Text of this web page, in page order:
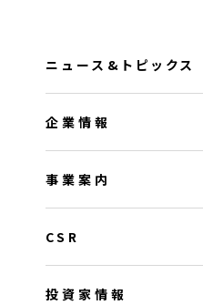
ニュース&トピックス
企業情報
事業案内
CSR
投資家情報